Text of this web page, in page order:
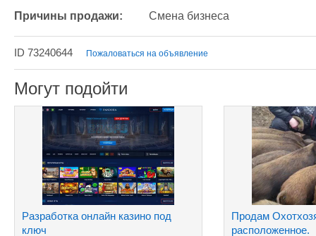
Причины продажи: Смена бизнеса
ID 73240644 Пожаловаться на объявление
Могут подойти
Разработка онлайн казино под
ключ
Продам
расположенное.